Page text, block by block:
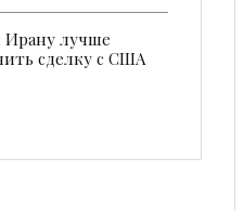
Ирану лучше
сделку с США